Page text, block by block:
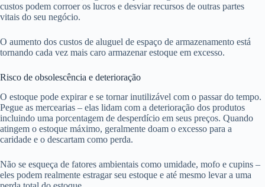
custos podem corroer os lucros e desviar recursos de outras partes
vitais do seu negócio.
O aumento dos custos de aluguel de espaço de armazenamento está
tornando cada vez mais caro armazenar estoque em excesso.
Risco de obsolescência e deterioração
O estoque pode expirar e se tornar inutilizável com o passar do tempo.
Pegue as mercearias – elas lidam com a deterioração dos produtos
incluindo uma porcentagem de desperdício em seus preços. Quando
atingem o estoque máximo, geralmente doam o excesso para a
caridade e o descartam como perda.
Não se esqueça de fatores ambientais como umidade, mofo e cupins –
eles podem realmente estragar seu estoque e até mesmo levar a uma